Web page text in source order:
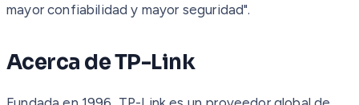
mayor confiabilidad y mayor seguridad".
Acerca de TP-Link